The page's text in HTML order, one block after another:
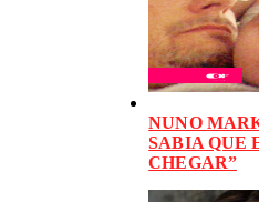
NUNO
SABIA QUE
CHEGAR”